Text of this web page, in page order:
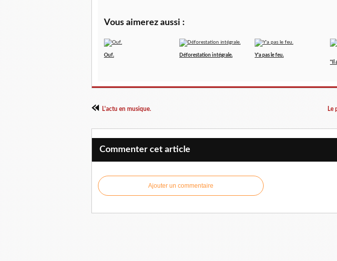
Vous aimerez aussi :
Ouf. Déforestation intégrale.
Y'a pas le feu.
"Il
L'actu en musique. Le
Commenter cet article
Ajouter un commentaire